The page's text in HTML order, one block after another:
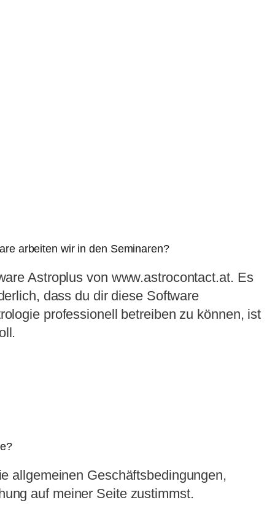
arbeiten wir in den Seminaren?
Astroplus von www.astrocontact.at. Es
dass du dir diese Software
professionell betreiben zu können, ist
allgemeinen Geschäftsbedingungen,
auf meiner Seite zustimmst.